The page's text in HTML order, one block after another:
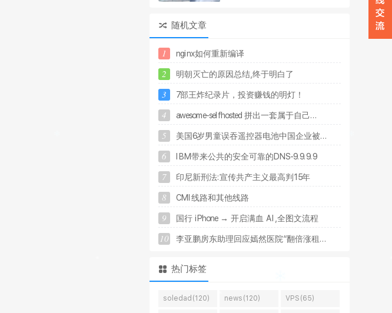
随机文章
1 nginx如何重新编译
2 明朝灭亡的原因总结 终于明白了
3 7部王炸纪录片 ， 投资赚钱的明灯 ！
4 awesome-sel fhosted 拼出一套属于自己...
5 美国6岁男童误吞遥控器电池中 国企业被...
6 BM带来公共的安全可靠的DNS-9.9.9.9
7 印尼新刑法:宣传共产主 义最高判 1 5年
8 CM 线路和其他线路
9 国行 i Phone → 开启满血 A 全图文流程
10 李亚鹏房东助理回应嫣然医院“翻倍涨租...
热门标签
soledad(120) news(120) VPS(65)